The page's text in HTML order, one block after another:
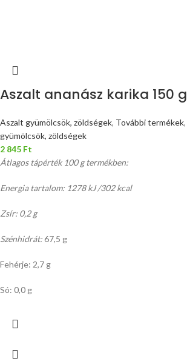
Aszalt ananász karika 150 g
Aszalt gyümölcsök, zöldségek, További termékek,
gyümölcsök, zöldségek
2 845 Ft
Átlagos tápérték 100 g termékben:
Energia tartalom: 1278 kJ /302 kcal
Zsír: 0,2 g
Szénhidrát:67,5 g
Fehérje: 2,7 g
Só: 0,0 g